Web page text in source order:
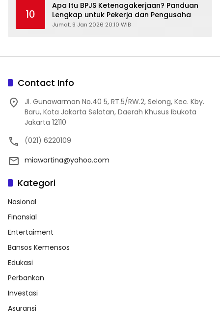
10
Apa Itu BPJS Ketenagakerjaan? Panduan
Lengkap untuk Pekerja dan Pengusaha
Jumat, 9 Jan 2026 20:10 WIB
Contact Info
Jl. Gunawarman No.40 5, RT.5/RW.2, Selong, Kec. Kby.
Baru, Kota Jakarta Selatan, Daerah Khusus Ibukota
Jakarta 12110
(021) 6220109
miawartina@yahoo.com
Kategori
Nasional
Finansial
Entertaiment
Bansos Kemensos
Edukasi
Perbankan
Investasi
Asuransi